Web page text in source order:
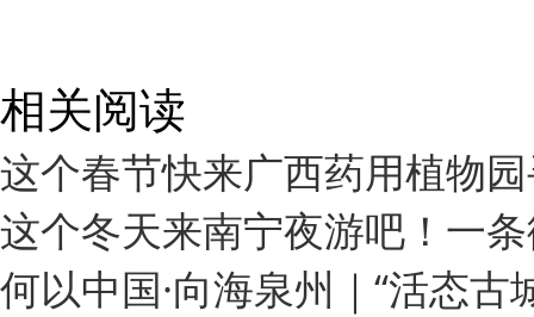
相关阅读
这个春节快来广西药用植物
这个冬天来南宁夜游吧！一
何以中国·向海泉州｜“活态古